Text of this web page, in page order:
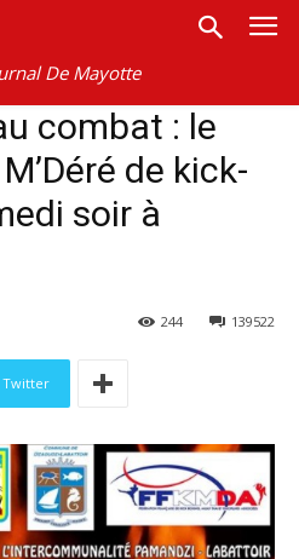
De Mayotte
combat : le
de kick-
soir à
139522
244
Twitter